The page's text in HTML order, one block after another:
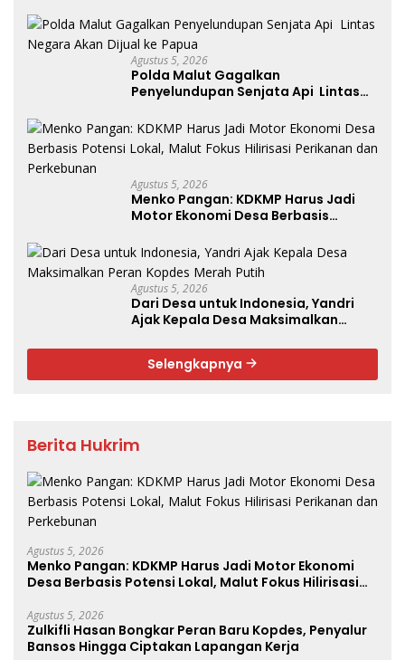
Agustus 5, 2026
Polda Malut Gagalkan
Penyelundupan Senjata Api Lintas
Agustus 5, 2026
Menko Pangan: KDKMP Harus Jadi
Motor Ekonomi Desa Berbasis
Perikanan dan Perkebunan
Agustus 5, 2026
Dari Desa untuk Indonesia, Yandri
Ajak Kepala Desa Maksimalkan
Selengkapnya
Berita Hukrim
Agustus 5, 2026
Menko Pangan: KDKMP Harus Jadi Motor Ekonomi
Desa Berbasis Potensi Lokal, Malut Fokus Hilirisasi
Agustus 5, 2026
Zulkifli Hasan Bongkar Peran Baru Kopdes, Penyalur
Bansos Hingga Ciptakan Lapangan Kerja